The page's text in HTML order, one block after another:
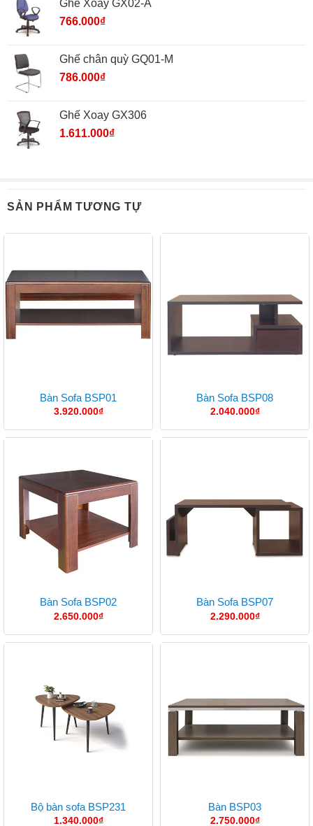
Ghế Xoay GX02-A
766.000₫
Ghế chân quỳ GQ01-M
786.000₫
Ghế Xoay GX306
1.611.000₫
SẢN PHẨM TƯƠNG TỰ
Bàn Sofa BSP01
3.920.000₫
Bàn Sofa BSP08
2.040.000₫
Bàn Sofa BSP02
2.650.000₫
Bàn Sofa BSP07
2.290.000₫
Bộ bàn sofa BSP231
1.340.000₫
Bàn BSP03
2.750.000₫